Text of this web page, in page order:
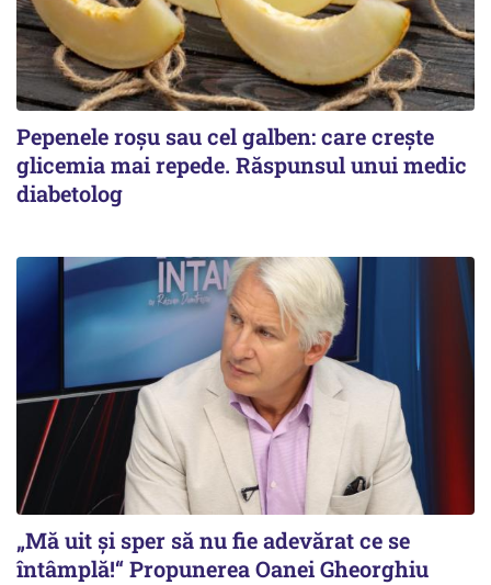
Pepenele roșu sau cel galben: care crește
glicemia mai repede. Răspunsul unui medic
diabetolog
„Mă uit și sper să nu fie adevărat ce se
întâmplă!“ Propunerea Oanei Gheorghiu